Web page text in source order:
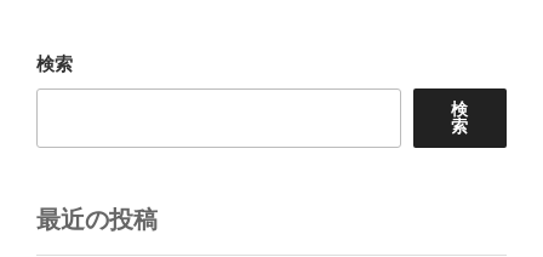
ペ
ー
送
検索
検
索
最近の投稿